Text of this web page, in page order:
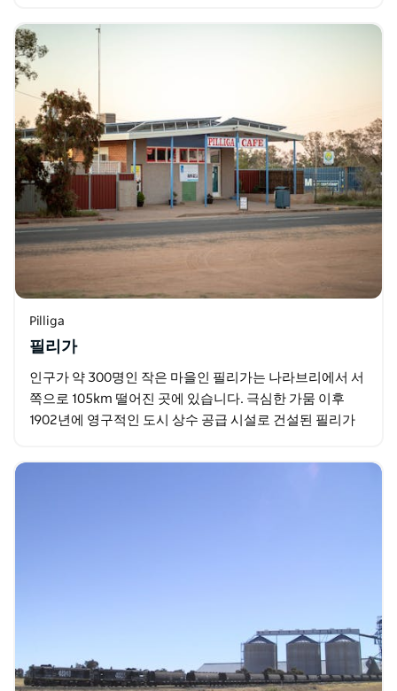
Pilliga
필리가
인구가 약 300명인 작은 마을인 필리가는 나라브리에서 서
쪽으로 105km 떨어진 곳에 있습니다. 극심한 가뭄 이후
1902년에 영구적인 도시 상수 공급 시설로 건설된 필리가